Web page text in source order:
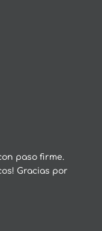
paso firme.
Gracias por